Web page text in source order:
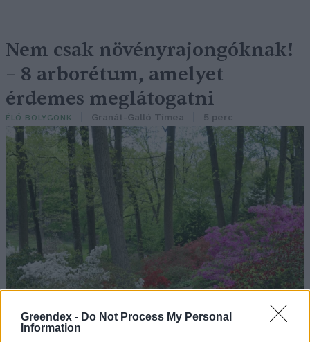
Greendex - Do Not Process My Personal
Information
Nem csak növényrajongóknak!
– 8 arborétum, amelyet
érdemes meglátogatni
ÉLŐ BOLYGÓNK Granát-Galló Tímea 5 perc